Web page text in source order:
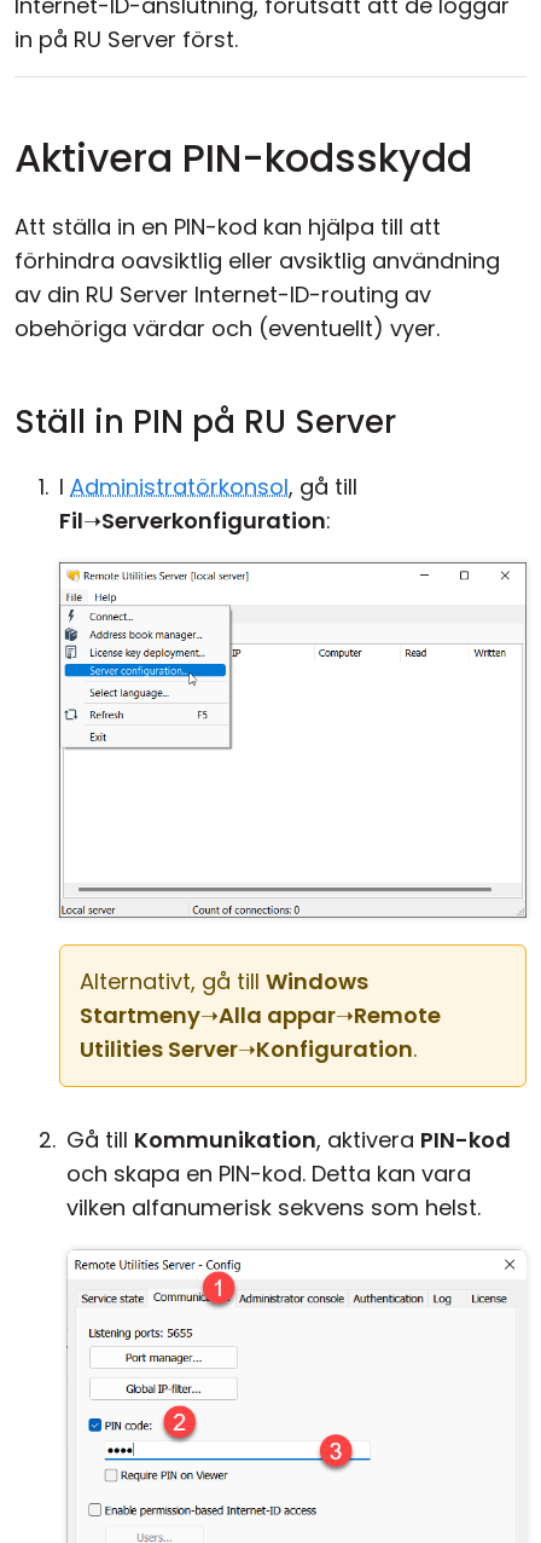
in på RU Server först.
Aktivera PIN-kodsskydd
Att ställa in en PIN-kod kan hjälpa till att
förhindra oavsiktlig eller avsiktlig användning
av din RU Server Internet-ID-routing av
obehöriga värdar och (eventuellt) vyer.
Ställ in PIN på RU Server
I Administratörkonsol, gå till
Fil➝Serverkonfiguration:
Alternativt, gå till Windows
Startmeny➝Alla appar➝Remote
Utilities Server➝Konfiguration.
Gå till Kommunikation, aktivera PIN-kod
och skapa en PIN-kod. Detta kan vara
vilken alfanumerisk sekvens som helst.